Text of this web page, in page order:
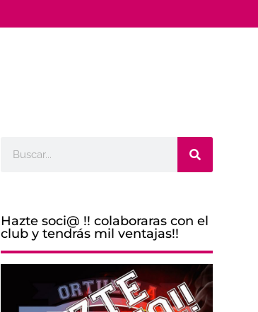
Hazte soci@ !! colaboraras con el
club y tendrás mil ventajas!!